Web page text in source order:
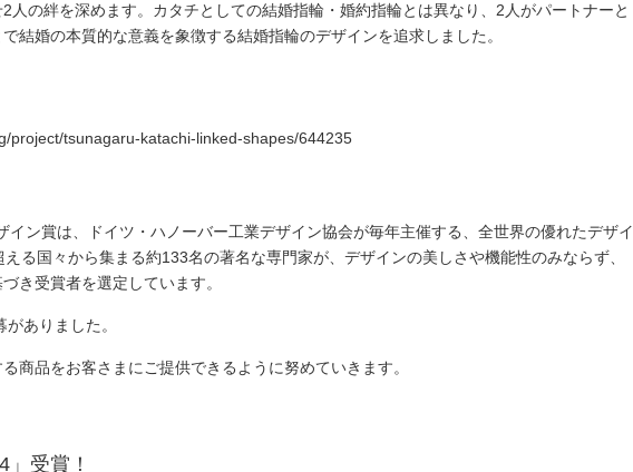
人の絆を深めます。カタチとしての結婚指輪・婚約指輪とは異なり、 2人がパートナーと
結婚の本質的な意義を象徴する結婚指輪のデザインを追求しました。
project/tsunagaru-katachi-linked-shapes/644235
イン賞は、ドイツ・ ハノーバー工業デザイン協会が毎年主催する、 全世界の優れたデザイ
える国々から集まる約133名の著名な専門家が、 デザインの美しさや機能性のみならず、
き受賞者を選定しています。
がありました。
商品をお客さまにご提供できるように努めていきます。
」受賞！